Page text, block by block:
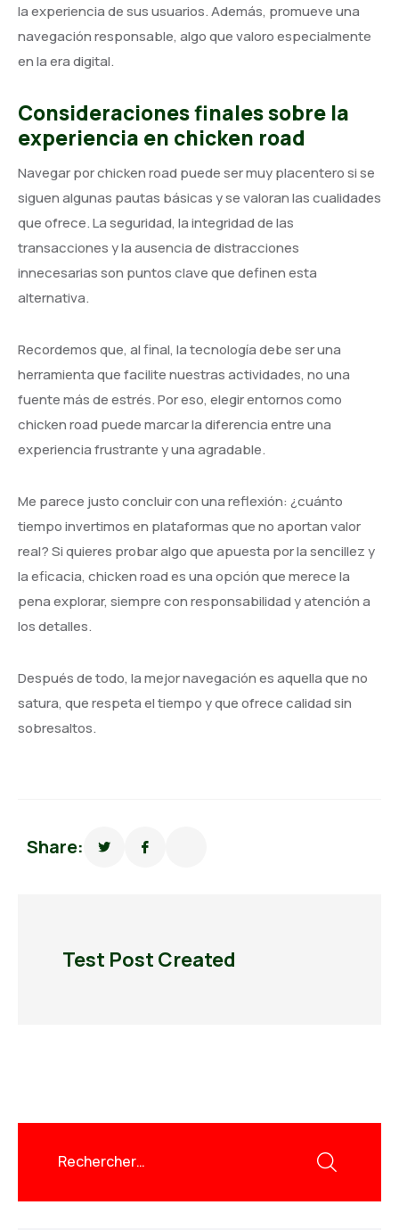
la experiencia de sus usuarios. Además, promueve una
navegación responsable, algo que valoro especialmente
en la era digital.
Consideraciones finales sobre la
experiencia en chicken road
Navegar por chicken road puede ser muy placentero si se
siguen algunas pautas básicas y se valoran las cualidades
que ofrece. La seguridad, la integridad de las
transacciones y la ausencia de distracciones
innecesarias son puntos clave que definen esta
alternativa.
Recordemos que, al final, la tecnología debe ser una
herramienta que facilite nuestras actividades, no una
fuente más de estrés. Por eso, elegir entornos como
chicken road puede marcar la diferencia entre una
experiencia frustrante y una agradable.
Me parece justo concluir con una reflexión: ¿cuánto
tiempo invertimos en plataformas que no aportan valor
real? Si quieres probar algo que apuesta por la sencillez y
la eficacia, chicken road es una opción que merece la
pena explorar, siempre con responsabilidad y atención a
los detalles.
Después de todo, la mejor navegación es aquella que no
satura, que respeta el tiempo y que ofrece calidad sin
sobresaltos.
Share:
Test Post Created